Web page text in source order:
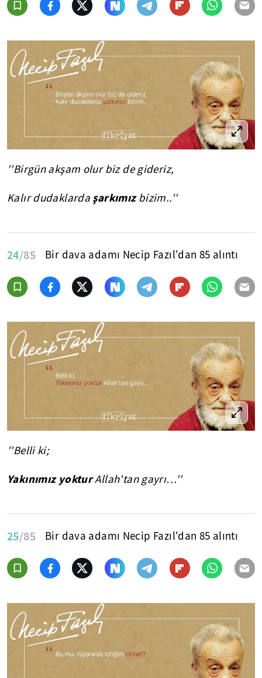
''Birgün akşam olur biz de gideriz,
Kalır dudaklarda şarkımızbizim..''
24/85 Bir dava adamı Necip Fazıl'dan 85 alıntı
''Belli ki;
Yakınımız yokturAllah'tan gayrı…''
25/85 Bir dava adamı Necip Fazıl'dan 85 alıntı